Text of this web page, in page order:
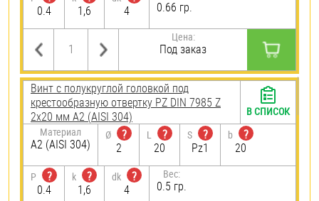
0.4
1,6
4
0.66 гр.
Цена:
Под заказ
Винт с полукруглой головкой под
крестообразную отвертку PZ DIN 7985 Z
2х20 мм А2 (AISI 304)
Материал
А2 (AISI 304)
Ø
?
2
L
?
20
S
?
Pz1
b
?
20
P
?
0.4
k
?
1,6
dk
?
4
Вес:
0.5 гр.
В СПИСОК